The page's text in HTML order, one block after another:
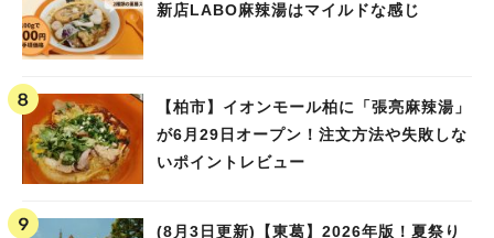
新店LABO麻辣湯はマイルドな感じ
【柏市】イオンモール柏に「張亮麻辣湯」
が6月29日オープン！注文方法や失敗しな
いポイントレビュー
(8月3日更新)【東葛】2026年版！夏祭り